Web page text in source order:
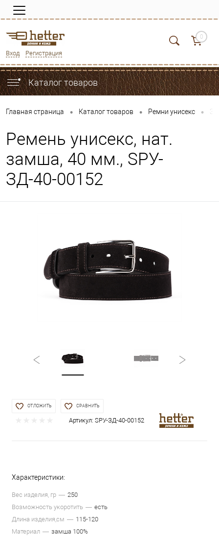
Вход Регистрация
0
Каталог товаров
Главная страница • Каталог товаров • Ремни унисекс •
Ремень унисекс, нат.
замша, 40 мм., SРУ-
ЗД-40-00152
ОТЛОЖИТЬ СРАВНИТЬ
Артикул: SРУ-ЗД-40-00152
Характеристики:
Вес изделия, гр
250
Возможность укоротить
есть
Длина изделия,см
115-120
Материал
замша 100%